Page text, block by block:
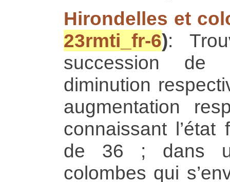
Hirondelles et
23rmti_fr-6):
succession de
diminution
augmentation
connaissant
de 36 ; dans
colombes qui